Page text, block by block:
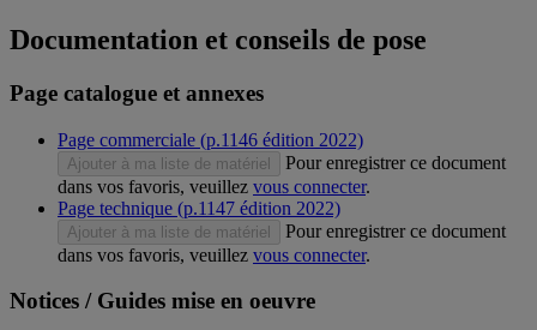
Documentation et conseils de pose
Page catalogue et annexes
Page commerciale (p.1146 édition 2022)
Ajouter à ma liste de matériel
Pour enregistrer ce document
dans vos favoris, veuillez vous connecter.
Page technique (p.1147 édition 2022)
Ajouter à ma liste de matériel
Pour enregistrer ce document
dans vos favoris, veuillez vous connecter.
Notices / Guides mise en oeuvre